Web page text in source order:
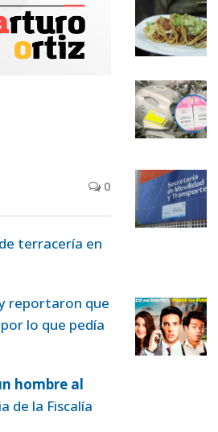
0
terracería en
reportaron que
lo que pedía
hombre al
de la Fiscalía